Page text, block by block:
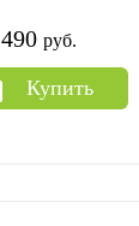
490 руб.
Купить